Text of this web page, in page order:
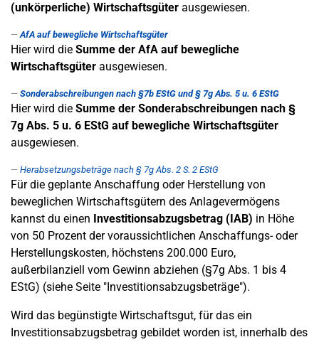
(unkörperliche) Wirtschaftsgüter ausgewiesen.
AfA auf bewegliche Wirtschaftsgüter
Hier wird die Summe der AfA auf bewegliche
Wirtschaftsgüter ausgewiesen.
Sonderabschreibungen nach §7b EStG und § 7g Abs. 5 u. 6 EStG
Hier wird die Summe der Sonderabschreibungen nach §
7g Abs. 5 u. 6 EStG auf bewegliche Wirtschaftsgüter
ausgewiesen.
Herabsetzungsbeträge nach § 7g Abs. 2 S. 2 EStG
Für die geplante Anschaffung oder Herstellung von
beweglichen Wirtschaftsgütern des Anlagevermögens
kannst du einen Investitionsabzugsbetrag (IAB) in Höhe
von 50 Prozent der voraussichtlichen Anschaffungs- oder
Herstellungskosten, höchstens 200.000 Euro,
außerbilanziell vom Gewinn abziehen (§7g Abs. 1 bis 4
EStG) (siehe Seite "Investitionsabzugsbeträge").
Wird das begünstigte Wirtschaftsgut, für das ein
Investitionsabzugsbetrag gebildet worden ist, innerhalb des